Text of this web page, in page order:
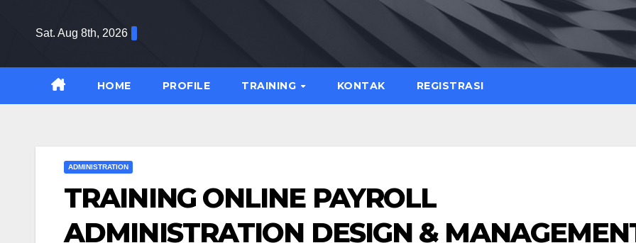
Sat. Aug 8th, 2026
HOME PROFILE TRAINING KONTAK REGISTRASI
ADMINISTRATION
TRAINING ONLINE PAYROLL
ADMINISTRATION DESIGN &